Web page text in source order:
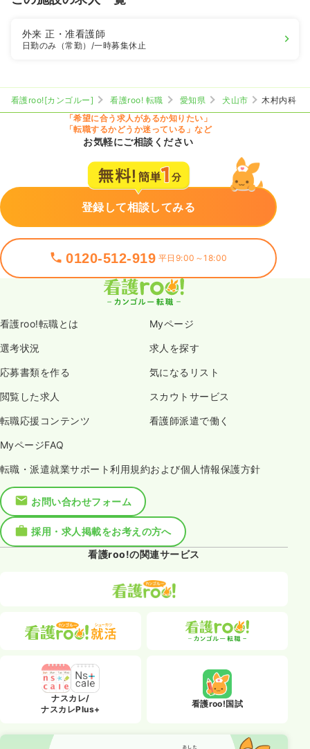
外来正・准看護師
日勤のみ（常勤） /一時募集休止
看護roo![カンゴルー] 看護roo! 転職 愛知県 犬山市
木村内科
「希望に合う求人があるか知りたい」
「転職するかどうか迷っている」など
お気軽にご相談ください
登録して相談してみる
0120-512-919 平日9:00～18:00
看護roo!転職とは Myページ
選考状況 求人を探す
応募書類を作る 気になるリスト
閲覧した求人 スカウトサービス
転職応援コンテンツ 看護師派遣で働く
MyページFAQ
転職・派遣就業サポート利用規約および個人情報保護方針
お問い合わせフォーム
採用・求人掲載をお考えの方へ
看護roo!の関連サービス
ナスカレ/
ナスカレPlus+
看護roo!国試